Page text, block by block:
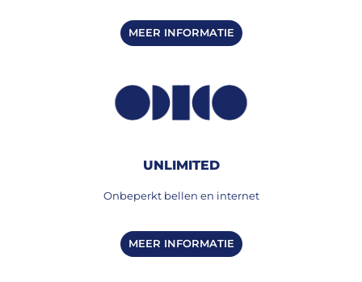
MEER INFORMATIE
UNLIMITED
Onbeperkt bellen en internet
MEER INFORMATIE